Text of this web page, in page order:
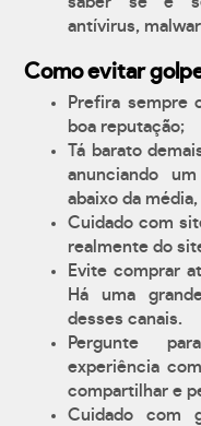
antívirus,
Como evitar
Prefira sempre
boa reputação;
Tá barato
anunciando
abaixo da
Cuidado com
realmente do
Evite comprar
Há uma
desses canais.
Pergunte
experiência
compartilhar e
Cuidado com